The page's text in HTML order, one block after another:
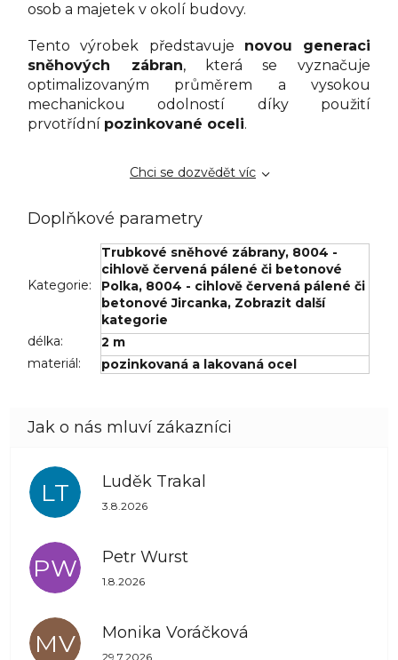
osob a majetek v okolí budovy.
Tento výrobek představuje
novou generaci
sněhových zábran, která se vyznačuje
optimalizovaným průměrem a vysokou
mechanickou odolností díky použití
prvotřídní pozinkované oceli.
Chci se dozvědět víc
Doplňkové parametry
Kategorie:
Trubkové sněhové zábrany, 8004 -
cihlově červená pálené či betonové
Polka, 8004 - cihlově červená pálené či
betonové Jircanka, Zobrazit další
kategorie
délka:
2 m
materiál: pozinkovaná a lakovaná ocel
LT Luděk Trakal
Hodnocení obchodu je 5 z 5 hvězdiček.
3.8.2026
PW Petr Wurst
Hodnocení obchodu je 5 z 5 hvězdiček.
1.8.2026
MV Monika Voráčková
Hodnocení obchodu je 5 z 5 hvězdiček.
29.7.2026